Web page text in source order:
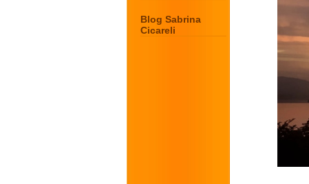
Blog Sabrina
Cicareli